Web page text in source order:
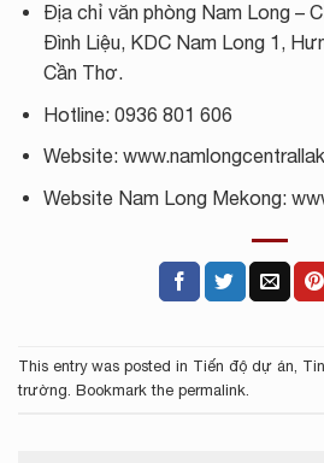
Địa chỉ văn phòng Nam Long –
Đình Liệu, KDC Nam Long 1,
Cần Thơ.
Hotline: 0936 801 606
Website:
Website Nam Long Mekong:
This entry was posted in Tiến độ dự án,
trường. Bookmark the permalink.